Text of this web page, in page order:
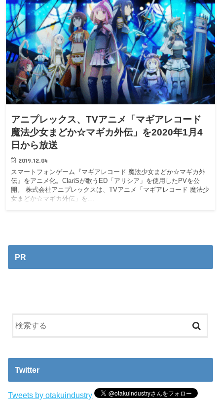
アニプレックス、TVアニメ「マギアレコード
魔法少女まどか☆マギカ外伝」を2020年1月4
日から放送
2019.12.04
スマートフォンゲーム『マギアレコード 魔法少女まどか☆マギカ外
伝』をアニメ化。ClariSが歌うED「アリシア」を使用したPVを公
開。 株式会社アニプレックスは、TVアニメ「マギアレコード 魔法少
女まどか☆マギカ外伝」を…
PR
Twitter
Tweets by otakuindustry